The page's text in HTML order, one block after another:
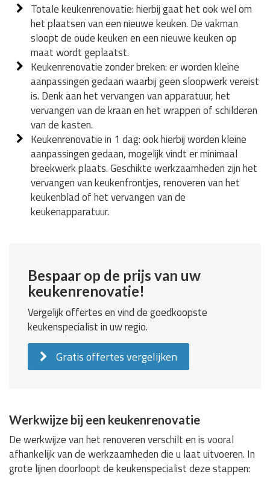
Totale keukenrenovatie: hierbij gaat het ook wel om
het plaatsen van een nieuwe keuken. De vakman
sloopt de oude keuken en een nieuwe keuken op
maat wordt geplaatst.
Keukenrenovatie zonder breken: er worden kleine
aanpassingen gedaan waarbij geen sloopwerk vereist
is. Denk aan het vervangen van apparatuur, het
vervangen van de kraan en het wrappen of schilderen
van de kasten.
Keukenrenovatie in 1 dag: ook hierbij worden kleine
aanpassingen gedaan, mogelijk vindt er minimaal
breekwerk plaats. Geschikte werkzaamheden zijn het
vervangen van keukenfrontjes, renoveren van het
keukenblad of het vervangen van de
keukenapparatuur.
Bespaar op de prijs van uw
keukenrenovatie!
Vergelijk offertes en vind de goedkoopste
keukenspecialist in uw regio.
Gratis offertes vergelijken
Werkwijze bij een keukenrenovatie
De werkwijze van het renoveren verschilt en is vooral
afhankelijk van de werkzaamheden die u laat uitvoeren. In
grote lijnen doorloopt de keukenspecialist deze stappen: